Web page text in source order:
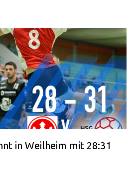
in Weilheim mit 28:31